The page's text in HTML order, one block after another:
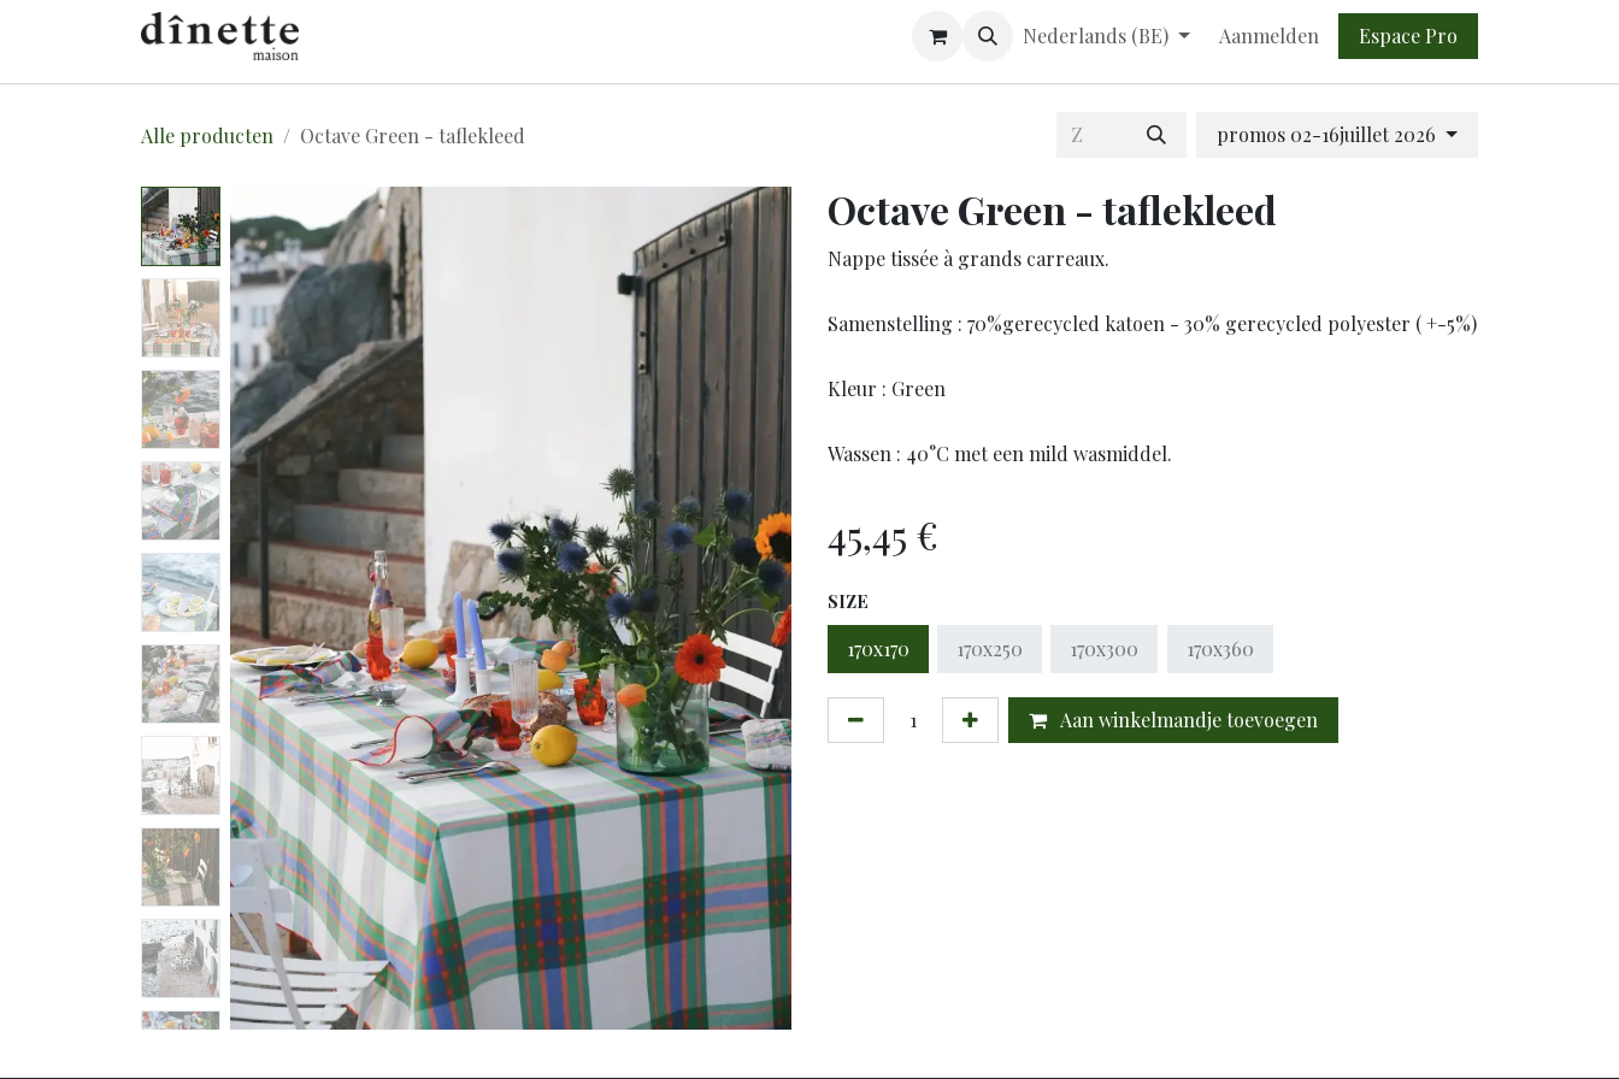
Overslaan naar inhoud
Nederlands (BE) Aanmelden Espace Pro​​
Alle producten Octave Green - taflekleed promos 02-16juillet 2026
Octave Green - taflekleed
Nappe tissée à grands carreaux.
Samenstelling : 70%gerecycled katoen - 30% gerecycled polyester ( +-5%)
Kleur : Green
Wassen : 40°C met een mild wasmiddel.
45,45 €
SIZE
170x170 170x250 170x300 170x360
Aan winkelmandje toevoegen